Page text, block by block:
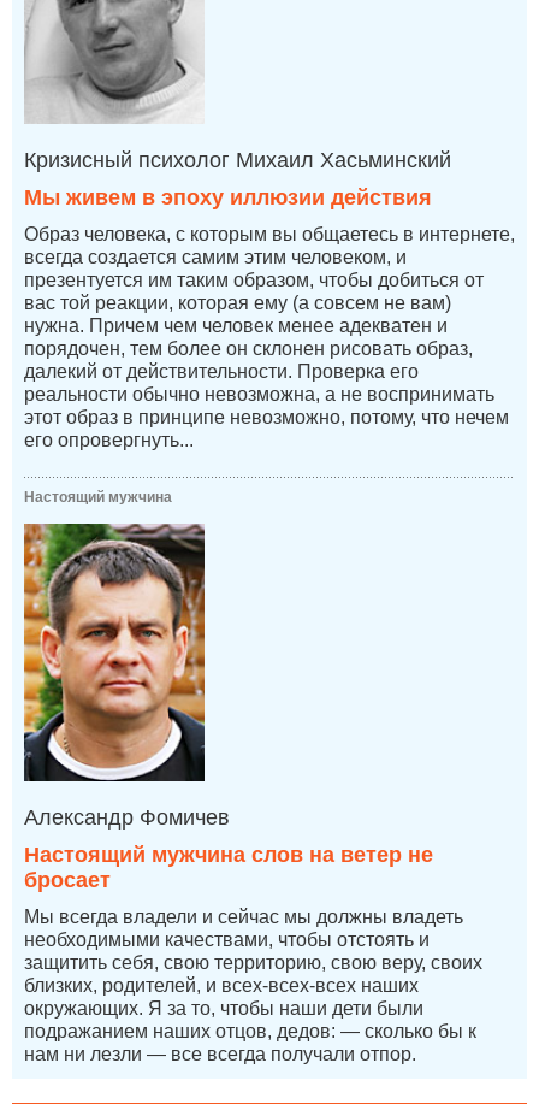
Кризисный психолог Михаил Хасьминский
Мы живем в эпоху иллюзии действия
Образ человека, с которым вы общаетесь в интернете,
всегда создается самим этим человеком, и
презентуется им таким образом, чтобы добиться от
вас той реакции, которая ему (а совсем не вам)
нужна. Причем чем человек менее адекватен и
порядочен, тем более он склонен рисовать образ,
далекий от действительности. Проверка его
реальности обычно невозможна, а не воспринимать
этот образ в принципе невозможно, потому, что нечем
его опровергнуть...
Настоящий мужчина
Александр Фомичев
Настоящий мужчина слов на ветер не
бросает
Мы всегда владели и сейчас мы должны владеть
необходимыми качествами, чтобы отстоять и
защитить себя, свою территорию, свою веру, своих
близких, родителей, и всех-всех-всех наших
окружающих. Я за то, чтобы наши дети были
подражанием наших отцов, дедов: — сколько бы к
нам ни лезли — все всегда получали отпор.